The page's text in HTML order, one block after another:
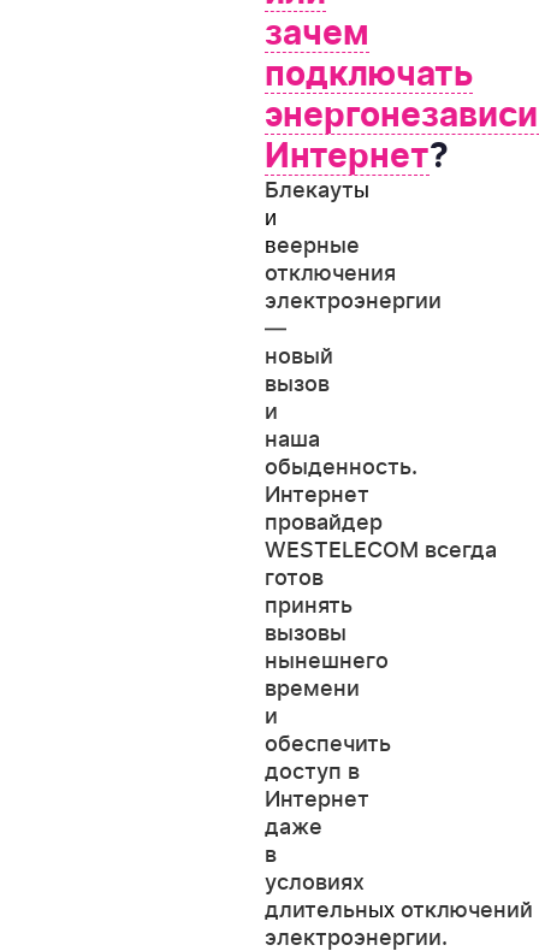
зачем
подключать
Интернет?
Блекауты
и
веерные
отключения
электроэнергии
—
новый
вызов
и
наша
обыденность.
Интернет
провайдер
WESTELECOM всегда
готов
принять
вызовы
нынешнего
времени
и
обеспечить
доступ в
Интернет
даже
в
условиях
длительных отключений
электроэнергии.